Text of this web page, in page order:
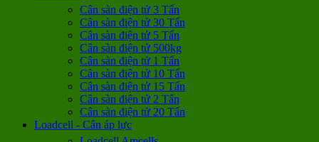
Cân sàn điện tử 3 Tấn
Cân sàn điện tử 30 Tấn
Cân sàn điện tử 5 Tấn
Cân sàn điện tử 500kg
Cân sàn điện tử 1 Tấn
Cân sàn điện tử 10 Tấn
Cân sàn điện tử 15 Tấn
Cân sàn điện tử 2 Tấn
Cân sàn điện tử 20 Tấn
Loadcell - Cân áp lực